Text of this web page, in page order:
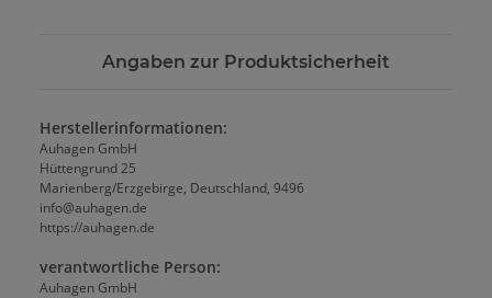
Angaben zur Produktsicherheit
Herstellerinformationen:
Auhagen GmbH
Hüttengrund 25
Marienberg/Erzgebirge, Deutschland, 9496
info@auhagen.de
https://auhagen.de
verantwortliche Person:
Auhagen GmbH